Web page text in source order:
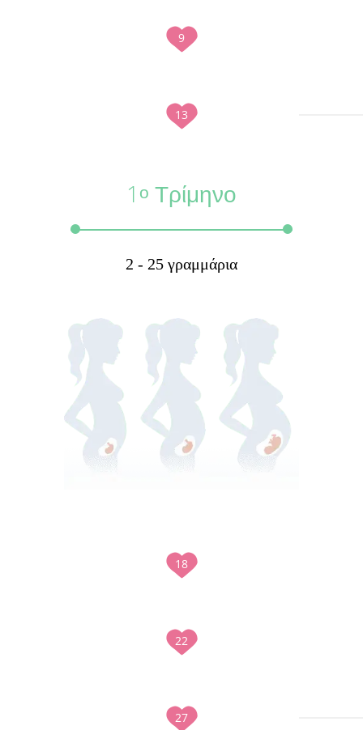
9
13
1 ο Τρίμηνο
2 - 25 γραμμάρια
18
22
27